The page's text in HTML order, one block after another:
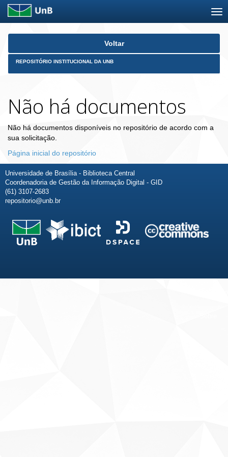
Skip
Voltar
REPOSITÓRIO INSTITUCIONAL DA UNB
Não há documentos
Não há documentos disponíveis no repositório de acordo com a
sua solicitação.
Página inicial do repositório
Universidade de Brasília - Biblioteca Central
Coordenadoria de Gestão da Informação Digital - GID
(61) 3107-2683
repositorio@unb.br